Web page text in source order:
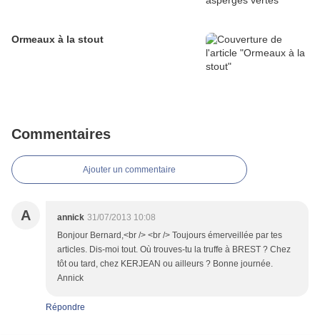
Ormeaux à la stout
Commentaires
Ajouter un commentaire
A annick 31/07/2013 10:08
Bonjour Bernard,<br /> <br /> Toujours émerveillée par tes
articles. Dis-moi tout. Où trouves-tu la truffe à BREST ? Chez
tôt ou tard, chez KERJEAN ou ailleurs ? Bonne journée.
Annick
Répondre